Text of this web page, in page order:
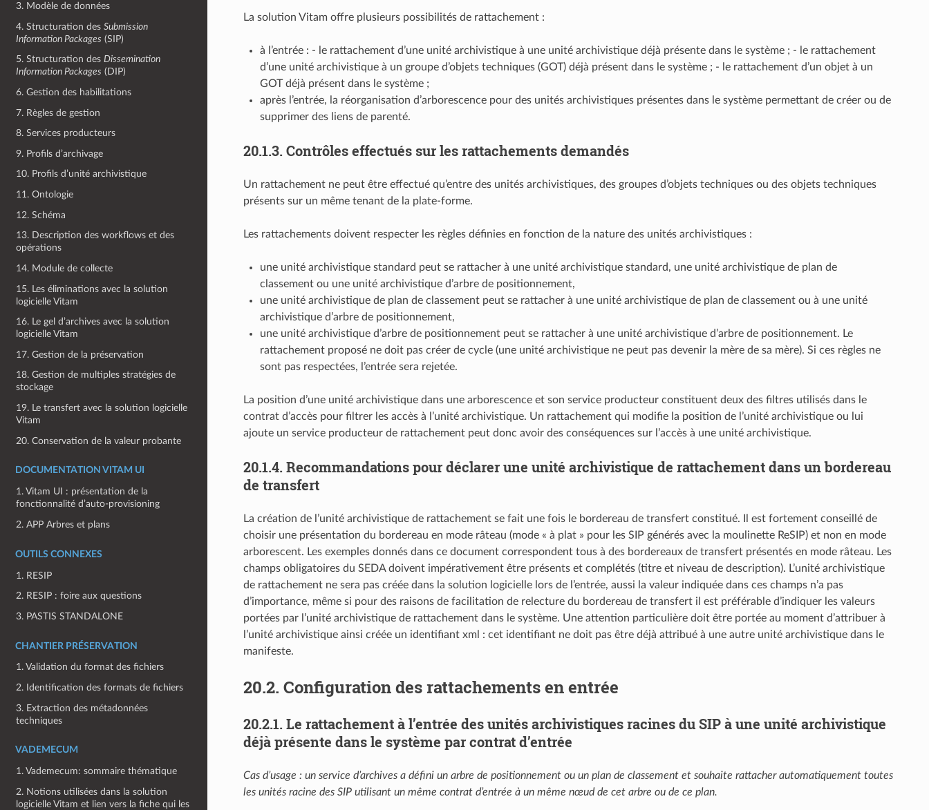
3. Modèle de données
4. Structuration desSubmission
Information Packages (SIP)
5. Structuration desDissemination
Information Packages (DIP)
6. Gestion des habilitations
7. Règles de gestion
8. Services producteurs
9. Profils d’archivage
10. Profils d’unité archivistique
11. Ontologie
12. Schéma
13. Description des workflows et des
opérations
14. Module de collecte
15. Les éliminations avec la solution
logicielle Vitam
16. Le gel d’archives avec la solution
logicielle Vitam
17. Gestion de la préservation
18. Gestion de multiples stratégies de
stockage
19. Le transfert avec la solution logicielle
Vitam
20. Conservation de la valeur probante
DOCUMENTATION VITAM UI
1. Vitam UI : présentation de la
fonctionnalité d’auto-provisioning
2. APP Arbres et plans
OUTILS CONNEXES
1. RESIP
2. RESIP : foire aux questions
3. PASTIS STANDALONE
CHANTIER PRÉSERVATION
1. Validation du format des fichiers
2. Identification des formats de fichiers
3. Extraction des métadonnées
techniques
VADEMECUM
1. Vademecum: sommaire thématique
2. Notions utilisées dans la solution
logicielle Vitam et lien vers la fiche qui les
La solution Vitam offre plusieurs possibilités de rattachement :
à l’entrée : - le rattachement d’une unité archivistique à une unité archivistique déjà présente dans le système ; - le rattachement
d’une unité archivistique à un groupe d’objets techniques (GOT) déjà présent dans le système ; - le rattachement d’un objet à un
GOT déjà présent dans le système ;
après l’entrée, la réorganisation d’arborescence pour des unités archivistiques présentes dans le système permettant de créer ou de
supprimer des liens de parenté.
20.1.3. Contrôles effectués sur les rattachements demandés
Un rattachement ne peut être effectué qu’entre des unités archivistiques, des groupes d’objets techniques ou des objets techniques
présents sur un même tenant de la plate-forme.
Les rattachements doivent respecter les règles définies en fonction de la nature des unités archivistiques :
une unité archivistique standard peut se rattacher à une unité archivistique standard, une unité archivistique de plan de
classement ou une unité archivistique d’arbre de positionnement,
une unité archivistique de plan de classement peut se rattacher à une unité archivistique de plan de classement ou à une unité
archivistique d’arbre de positionnement,
une unité archivistique d’arbre de positionnement peut se rattacher à une unité archivistique d’arbre de positionnement. Le
rattachement proposé ne doit pas créer de cycle (une unité archivistique ne peut pas devenir la mère de sa mère). Si ces règles ne
sont pas respectées, l’entrée sera rejetée.
La position d’une unité archivistique dans une arborescence et son service producteur constituent deux des filtres utilisés dans le
contrat d’accès pour filtrer les accès à l’unité archivistique. Un rattachement qui modifie la position de l’unité archivistique ou lui
ajoute un service producteur de rattachement peut donc avoir des conséquences sur l’accès à une unité archivistique.
20.1.4. Recommandations pour déclarer une unité archivistique de rattachement dans un bordereau
de transfert
La création de l’unité archivistique de rattachement se fait une fois le bordereau de transfert constitué. Il est fortement conseillé de
choisir une présentation du bordereau en mode râteau (mode « à plat » pour les SIP générés avec la moulinette ReSIP) et non en mode
arborescent. Les exemples donnés dans ce document correspondent tous à des bordereaux de transfert présentés en mode râteau. Les
champs obligatoires du SEDA doivent impérativement être présents et complétés (titre et niveau de description). L’unité archivistique
de rattachement ne sera pas créée dans la solution logicielle lors de l’entrée, aussi la valeur indiquée dans ces champs n’a pas
d’importance, même si pour des raisons de facilitation de relecture du bordereau de transfert il est préférable d’indiquer les valeurs
portées par l’unité archivistique de rattachement dans le système. Une attention particulière doit être portée au moment d’attribuer à
l’unité archivistique ainsi créée un identifiant xml : cet identifiant ne doit pas être déjà attribué à une autre unité archivistique dans le
manifeste.
20.2. Configuration des rattachements en entrée
20.2.1. Le rattachement à l’entrée des unités archivistiques racines du SIP à une unité archivistique
déjà présente dans le système par contrat d’entrée
Cas d’usage : un service d’archives a défini un arbre de positionnement ou un plan de classement et souhaite rattacher automatiquement toutes
les unités racine des SIP utilisant un même contrat d’entrée à un même nœud de cet arbre ou de ce plan.